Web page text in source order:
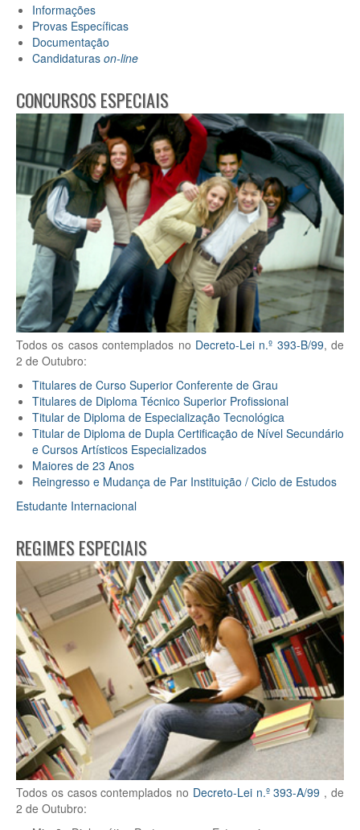
Informações
Provas Específicas
Documentação
Candidaturas on-line
CONCURSOS ESPECIAIS
Todos os casos contemplados no Decreto-Lei n.º 393-B/99, de
2 de Outubro:
Titulares de Curso Superior Conferente de Grau
Titulares de Diploma Técnico Superior Profissional
Titular de Diploma de Especialização Tecnológica
Titular de Diploma de Dupla Certificação de Nível Secundário
e Cursos Artísticos Especializados
Maiores de 23 Anos
Reingresso e Mudança de Par Instituição / Ciclo de Estudos
Estudante Internacional
REGIMES ESPECIAIS
Todos os casos contemplados no Decreto-Lei n.º 393-A/99 , de
2 de Outubro: